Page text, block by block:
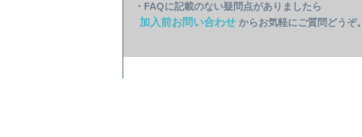
・FAQに記載のない疑問点がありましたら
加入前お問い合わせ からお気軽にご質問どうぞ。